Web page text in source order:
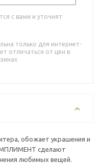
с вами и уточнят
только для интернет-
отличаться от цен в
обожает украшения и
сделают
любимых вещей.